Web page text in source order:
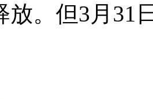
放。但3月31